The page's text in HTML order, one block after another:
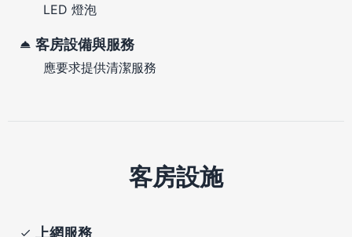
LED 燈泡
客房設備與服務
應要求提供清潔服務
客房設施
上網服務